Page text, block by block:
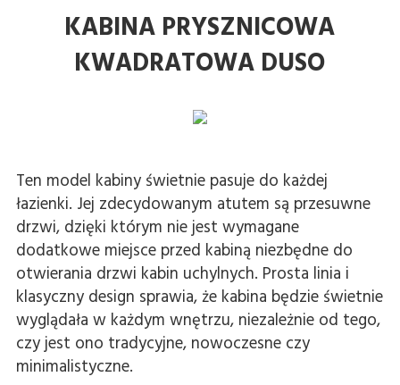
KABINA PRYSZNICOWA
KWADRATOWA DUSO
Ten model kabiny świetnie pasuje do każdej
łazienki. Jej zdecydowanym atutem są przesuwne
drzwi, dzięki którym nie jest wymagane
dodatkowe miejsce przed kabiną niezbędne do
otwierania drzwi kabin uchylnych. Prosta linia i
klasyczny design sprawia, że kabina będzie świetnie
wyglądała w każdym wnętrzu, niezależnie od tego,
czy jest ono tradycyjne, nowoczesne czy
minimalistyczne.